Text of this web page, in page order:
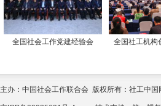
全国社会工作党建经验会 全国社工机构
主办：中国社会工作联合会 版权所有：社工中